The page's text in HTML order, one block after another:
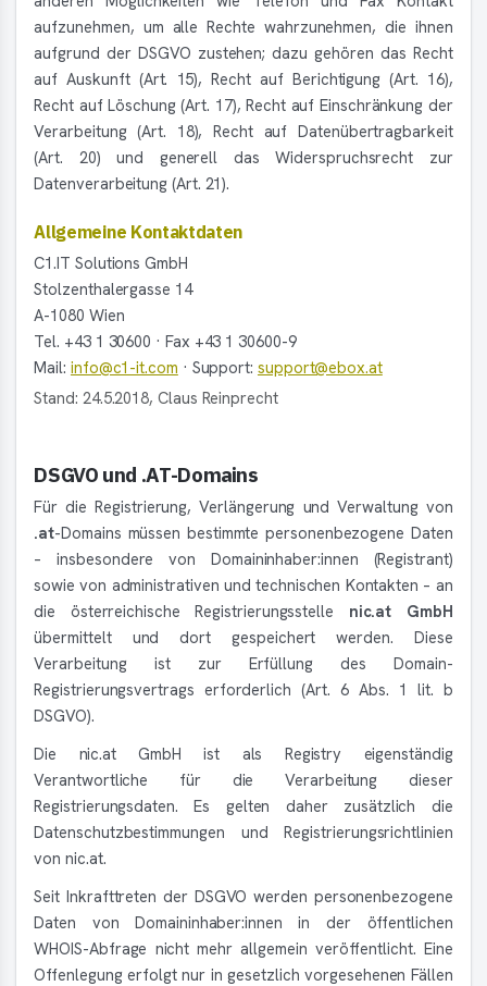
aufzunehmen, um alle Rechte wahrzunehmen, die ihnen
aufgrund der DSGVO zustehen; dazu gehören das Recht
auf Auskunft (Art. 15), Recht auf Berichtigung (Art. 16),
Recht auf Löschung (Art. 17), Recht auf Einschränkung der
Verarbeitung (Art. 18), Recht auf Datenübertragbarkeit
(Art. 20) und generell das Widerspruchsrecht zur
Datenverarbeitung (Art. 21).
Allgemeine Kontaktdaten
C1.IT Solutions GmbH
Stolzenthalergasse 14
A-1080 Wien
Tel. +43 1 30600 · Fax +43 1 30600-9
Mail: info@c1-it.com · Support: support@ebox.at
Stand: 24.5.2018, Claus Reinprecht
DSGVO und .AT-Domains
Für die Registrierung, Verlängerung und Verwaltung von
.at-Domains müssen bestimmte personenbezogene Daten
– insbesondere von Domaininhaber:innen (Registrant)
sowie von administrativen und technischen Kontakten – an
die österreichische Registrierungsstelle nic.at GmbH
übermittelt und dort gespeichert werden. Diese
Verarbeitung ist zur Erfüllung des Domain-
Registrierungsvertrags erforderlich (Art. 6 Abs. 1 lit. b
DSGVO).
Die nic.at GmbH ist als Registry eigenständig
Verantwortliche für die Verarbeitung dieser
Registrierungsdaten. Es gelten daher zusätzlich die
Datenschutzbestimmungen und Registrierungsrichtlinien
von nic.at.
Seit Inkrafttreten der DSGVO werden personenbezogene
Daten von Domaininhaber:innen in der öffentlichen
WHOIS-Abfrage nicht mehr allgemein veröffentlicht. Eine
Offenlegung erfolgt nur in gesetzlich vorgesehenen Fällen